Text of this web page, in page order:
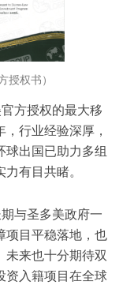
授权书）
方授权的最大移
行业经验深厚，
球出国已助力多组
力有目共睹。
与圣多美政府一
项目平稳落地，也
未来也十分期待双
资入籍项目在全球